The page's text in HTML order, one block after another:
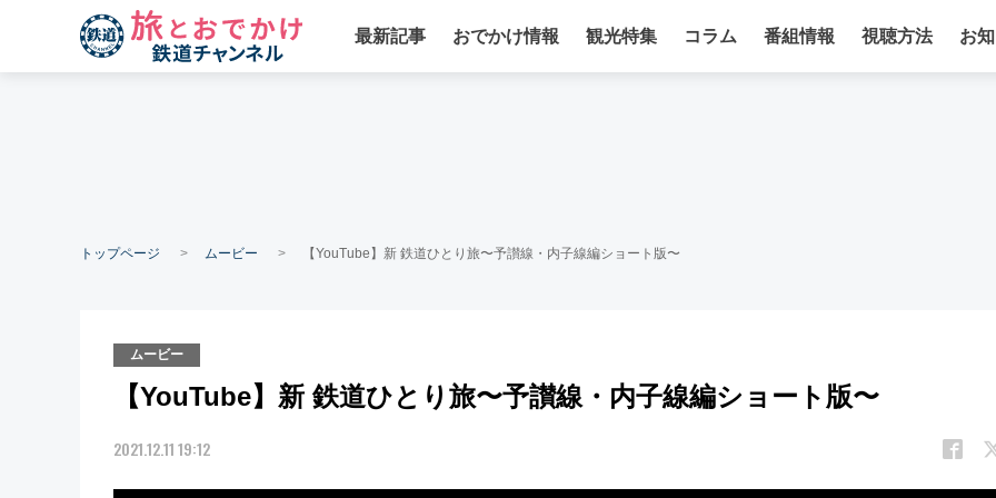
最新記事 おでかけ情報 観光特集 コラム 番組情報 視聴方法 お
トップページ ムービー 【YouTube】新 鉄道ひとり旅〜予讃線・内子線編ショート版〜
ムービー
【YouTube】新 鉄道ひとり旅〜予讃線・内子線編ショート版〜
2021.12.11 19:12